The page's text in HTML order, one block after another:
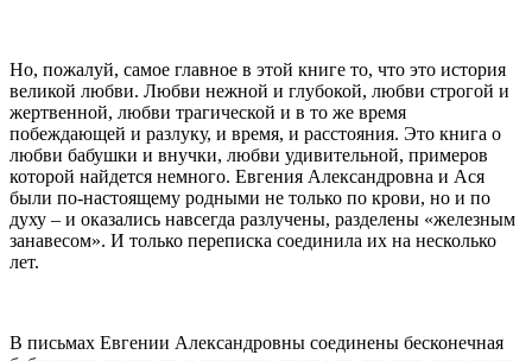
Но, пожалуй, самое главное в этой книге то, что это история
великой любви. Любви нежной и глубокой, любви строгой и
жертвенной, любви трагической и в то же время
побеждающей и разлуку, и время, и расстояния. Это книга о
любви бабушки и внучки, любви удивительной, примеров
которой найдется немного. Евгения Александровна и Ася
были по-настоящему родными не только по крови, но и по
духу – и оказались навсегда разлучены, разделены «железным
занавесом». И только переписка соединила их на несколько
лет.
В письмах Евгении Александровны соединены бесконечная